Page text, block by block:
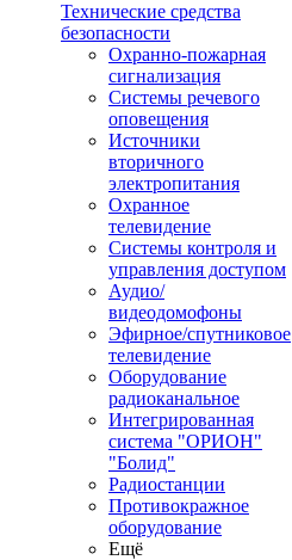
Технические средства
безопасности
Охранно-пожарная
сигнализация
Системы речевого
оповещения
Источники
вторичного
электропитания
Охранное
телевидение
Системы контроля и
управления доступом
Аудио/
видеодомофоны
Эфирное/спутниковое
телевидение
Оборудование
радиоканальное
Интегрированная
система "ОРИОН"
"Болид"
Радиостанции
Противокражное
оборудование
Ещё